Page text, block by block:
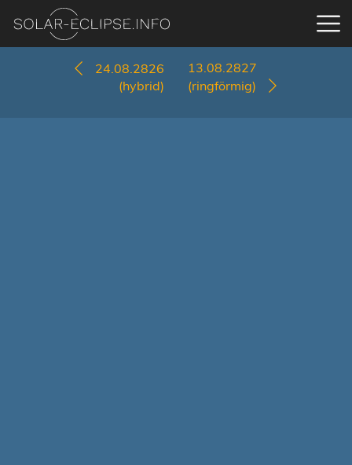
24.08.2826
(hybrid)
13.08.2827
(ringförmig)